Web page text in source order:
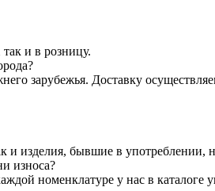
и в розницу.
зарубежья. Доставку
и изделия, бывшие в
износа?
номенклатуре у нас в каталоге